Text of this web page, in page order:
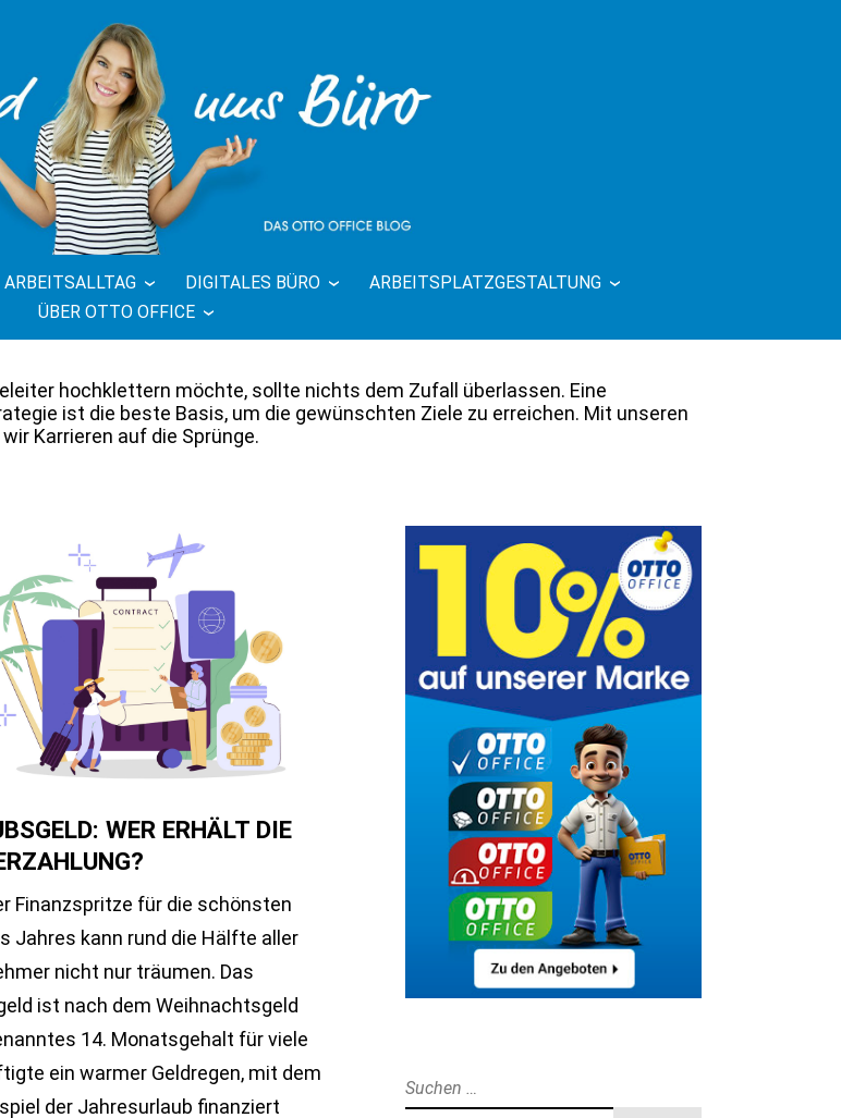
BLOG | RUND UMS
BÜRO
ARBEITSALLTAG DIGITALES BÜRO
ARBEITSPLATZGESTALTUNG
ÜBER OTTO OFFICE
hochklettern möchte, sollte nichts dem Zufall überlassen. Eine
ist die beste Basis, um die gewünschten Ziele zu erreichen. Mit unseren
Karrieren auf die Sprünge.
WER ERHÄLT DIE
Finanzspritze für die schönsten
Jahres kann rund die Hälfte aller
nicht nur träumen. Das
ist nach dem Weihnachtsgeld
14. Monatsgehalt für viele
ein warmer Geldregen, mit dem
der Jahresurlaub finanziert
Suche
nach: